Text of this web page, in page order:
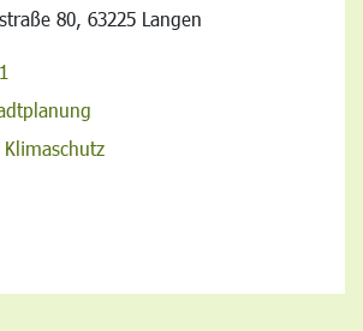
Maps Navigation
80, 63225 Langen